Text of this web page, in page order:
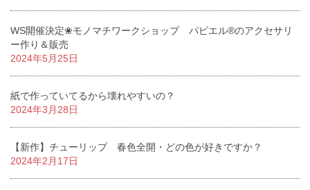
WS開催決定❀モノマチワークショップ パピエル®のアクセサリ
ー作り＆販売
2024年5月25日
紙で作っていてるから壊れやすいの？
2024年3月28日
【新作】チューリップ 春色全開・どの色が好きですか？
2024年2月17日